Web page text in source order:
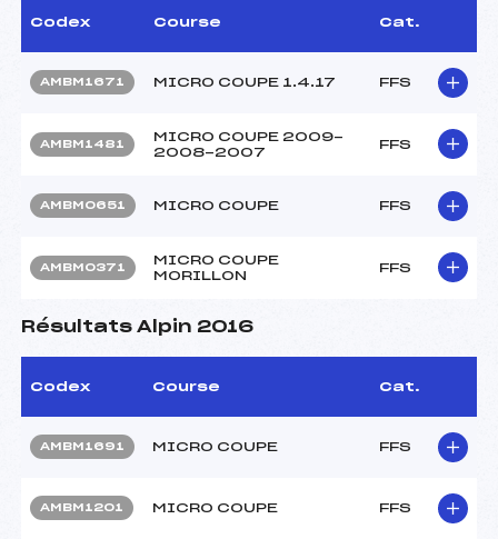
Codex Course Cat.
AMBM1671 MICRO COUPE 1.4.17 FFS
AMBM1481
MICRO COUPE 2009-
2008-2007
FFS
AMBM0651 MICRO COUPE FFS
AMBM0371
MICRO COUPE
MORILLON
FFS
Résultats Alpin 2016
Codex Course Cat.
AMBM1691 MICRO COUPE FFS
AMBM1201 MICRO COUPE FFS